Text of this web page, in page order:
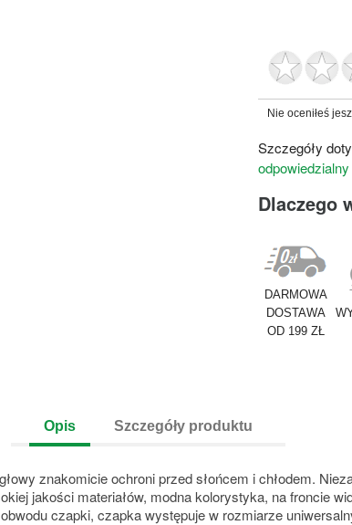
Nie oceniłeś
Szczegóły
Dlaczego
DARMOWA
DOSTAWA
OD 199 ZŁ
Opis Szczegóły produktu
znakomicie ochroni przed słońcem i chłodem.
jakości materiałów, modna kolorystyka, na froncie
czapki, czapka występuje w rozmiarze